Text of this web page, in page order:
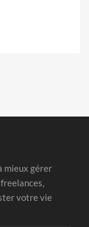
mieux gérer
votre vie